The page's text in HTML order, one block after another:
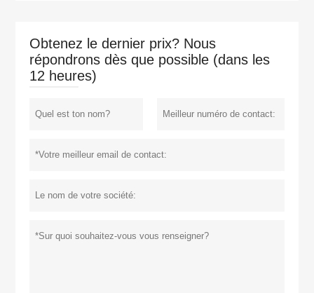
Obtenez le dernier prix? Nous
répondrons dès que possible (dans les
12 heures)